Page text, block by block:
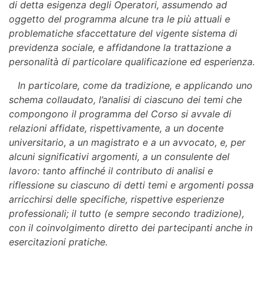
di detta esigenza degli Operatori, assumendo ad
oggetto del programma alcune tra le più attuali e
problematiche sfaccettature del vigente sistema di
previdenza sociale, e affidandone la trattazione a
personalità di particolare qualificazione ed esperienza.
In particolare, come da tradizione, e applicando uno
schema collaudato, l’analisi di ciascuno dei temi che
compongono il programma del Corso si avvale di
relazioni affidate, rispettivamente, a un docente
universitario, a un magistrato e a un avvocato, e, per
alcuni significativi argomenti, a un consulente del
lavoro: tanto affinché il contributo di analisi e
riflessione su ciascuno di detti temi e argomenti possa
arricchirsi delle specifiche, rispettive esperienze
professionali; il tutto (e sempre secondo tradizione),
con il coinvolgimento diretto dei partecipanti anche in
esercitazioni pratiche.